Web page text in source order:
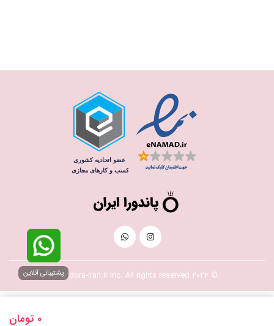
0 تومان
© 2026 Pandora-Iran.ir Inc. All rights reserved پشتیبانی آنلاین